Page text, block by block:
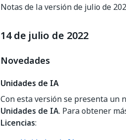
Notas de la versión de julio de
14 de julio de 2022
Novedades
Unidades de IA
Con esta versión se presenta un
Unidades de IA. Para obtener
Licencias: